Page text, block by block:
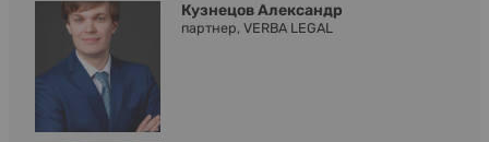
Кузнецов Александр
партнер, VERBA LEGAL